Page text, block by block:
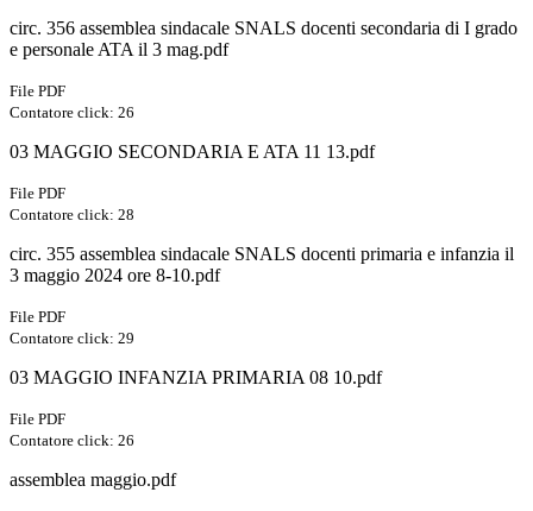
circ. 356 assemblea sindacale SNALS docenti secondaria di I grado
e personale ATA il 3 mag.pdf
File PDF
Contatore click: 26
03 MAGGIO SECONDARIA E ATA 11 13.pdf
File PDF
Contatore click: 28
circ. 355 assemblea sindacale SNALS docenti primaria e infanzia il
3 maggio 2024 ore 8-10.pdf
File PDF
Contatore click: 29
03 MAGGIO INFANZIA PRIMARIA 08 10.pdf
File PDF
Contatore click: 26
assemblea maggio.pdf